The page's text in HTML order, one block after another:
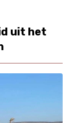
uit het